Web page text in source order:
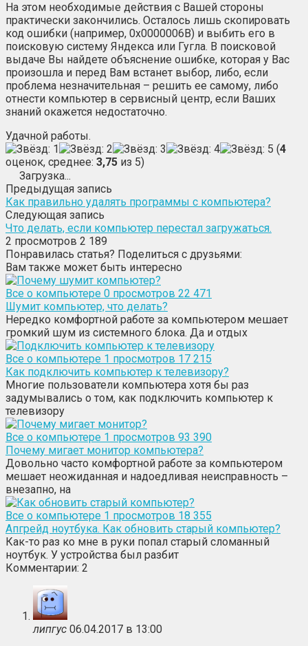
На этом необходимые действия с Вашей стороны
практически закончились. Осталось лишь скопировать
код ошибки (например, 0x0000006B) и выбить его в
поисковую систему Яндекса или Гугла. В поисковой
выдаче Вы найдете объяснение ошибке, которая у Вас
произошла и перед Вам встанет выбор, либо, если
проблема незначительная – решить ее самому, либо
отнести компьютер в сервисный центр, если Ваших
знаний окажется недостаточно.
Удачной работы.
(4
оценок, среднее: 3,75 из 5)
Загрузка...
Предыдущая запись
Как правильно удалять программы с компьютера?
Следующая запись
Что делать, если компьютер перестал загружаться.
2 просмотров 2 189
Понравилась статья? Поделиться с друзьями:
Вам также может быть интересно
Все о компьютере 0 просмотров 22 471
Шумит компьютер, что делать?
Нередко комфортной работе за компьютером мешает
громкий шум из системного блока. Да и отдых
Все о компьютере 1 просмотров 17 215
Как подключить компьютер к телевизору?
Многие пользователи компьютера хотя бы раз
задумывались о том, как подключить компьютер к
телевизору
Все о компьютере 1 просмотров 93 390
Почему мигает монитор компьютера?
Довольно часто комфортной работе за компьютером
мешает неожиданная и надоедливая неисправность –
внезапно, на
Все о компьютере 1 просмотров 18 355
Апгрейд ноутбука. Как обновить старый компьютер?
Как-то раз ко мне в руки попал старый сломанный
ноутбук. У устройства был разбит
Комментарии: 2
липгус 06.04.2017 в 13:00